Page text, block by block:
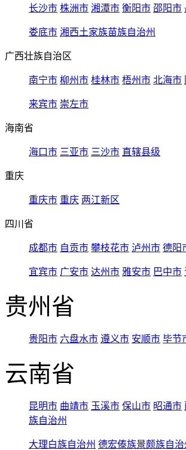
长沙市 株洲市 湘潭市 衡阳市 邵阳市
娄底市 湘西土家族苗族自治州
广西壮族自治区
南宁市 柳州市 桂林市 梧州市 北海市
来宾市 崇左市
海南省
海口市 三亚市 三沙市 直辖县级
重庆
重庆市 重庆 两江新区
四川省
成都市 自贡市 攀枝花市 泸州市 德阳
宜宾市 广安市 达州市 雅安市 巴中市
贵州省
贵阳市 六盘水市 遵义市 安顺市 毕节
云南省
昆明市 曲靖市 玉溪市 保山市 昭通市
族自治州
大理白族自治州 德宏傣族景颇族自治